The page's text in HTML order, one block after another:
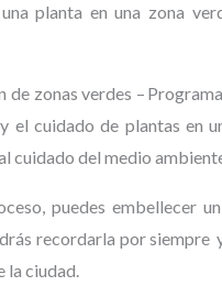
planta en una zona
de zonas verdes –
el cuidado de plantas en
cuidado del medio
puedes embellecer
recordarla por siempre
la ciudad.